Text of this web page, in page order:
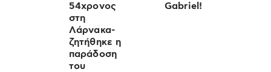
54χρονος
στη
Λάρνακα-
ζητήθηκε η
παράδοση
του
Gabriel!